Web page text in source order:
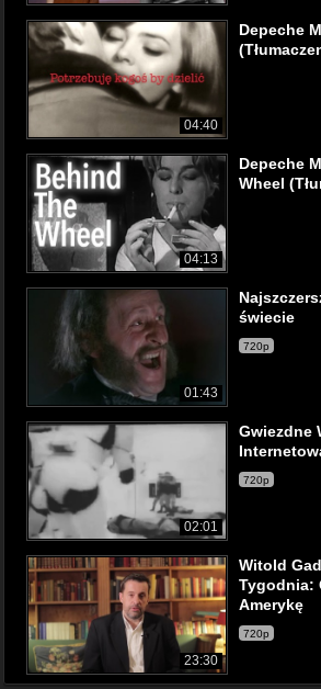
04:40
Depeche
04:13
Depeche
Wheel
01:43
świecie
720p
02:01
Gwiezdne
720p
23:30
Witold
Tygodnia:
Amerykę
720p